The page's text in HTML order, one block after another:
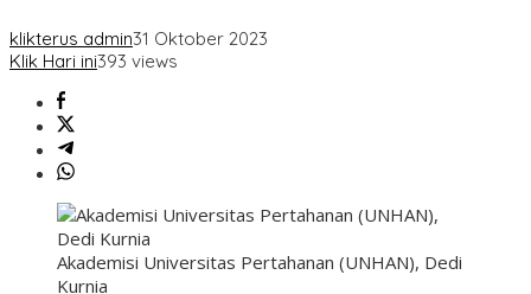
klikterus admin31 Oktober 2023
Klik Hari ini393 views
Akademisi Universitas Pertahanan (UNHAN), Dedi
Kurnia